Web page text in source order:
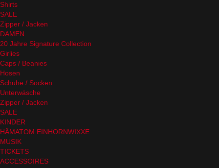
Shirts
SALE
Zipper / Jacken
DAMEN
20 Jahre Signature Collection
Girlies
Caps / Beanies
Hosen
Schuhe / Socken
Unterwäsche
Zipper / Jacken
SALE
KINDER
HÄMATOM EINHORNWIXXE
MUSIK
TICKETS
ACCESSOIRES